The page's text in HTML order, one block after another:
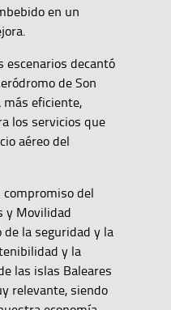
en un
decantó
de Son
eficiente,
los servicios que
aéreo del
del
y Movilidad
la seguridad y la
y la
las islas Baleares
relevante, siendo